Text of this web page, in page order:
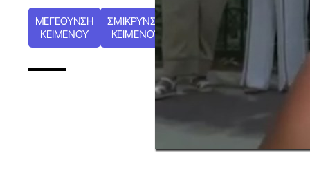
ΜΕΓΕΘΥΝΣΗ
ΚΕΙΜΕΝΟΥ
ΣΜΙΚΡΥΝΣΗ
ΚΕΙΜΕΝΟΥ